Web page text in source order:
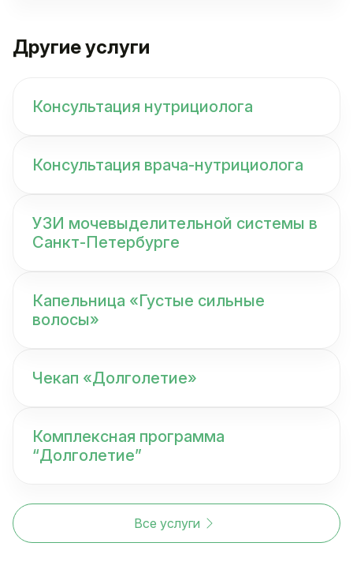
Другие услуги
Консультация нутрициолога
Консультация врача-нутрициолога
УЗИ мочевыделительной системы в
Санкт-Петербурге
Капельница «Густые сильные
волосы»
Чекап «Долголетие»
Комплексная программа
“Долголетие”
Все услуги